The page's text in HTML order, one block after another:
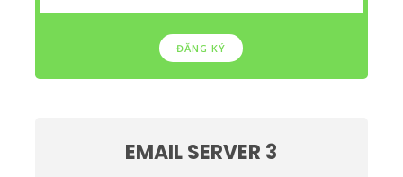
ĐĂNG KÝ
EMAIL SERVER 3